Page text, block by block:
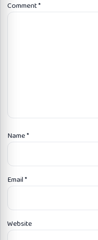
Comment*
Name*
Email*
Website